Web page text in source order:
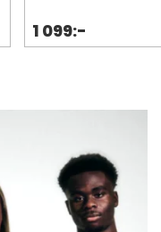
1 099:-